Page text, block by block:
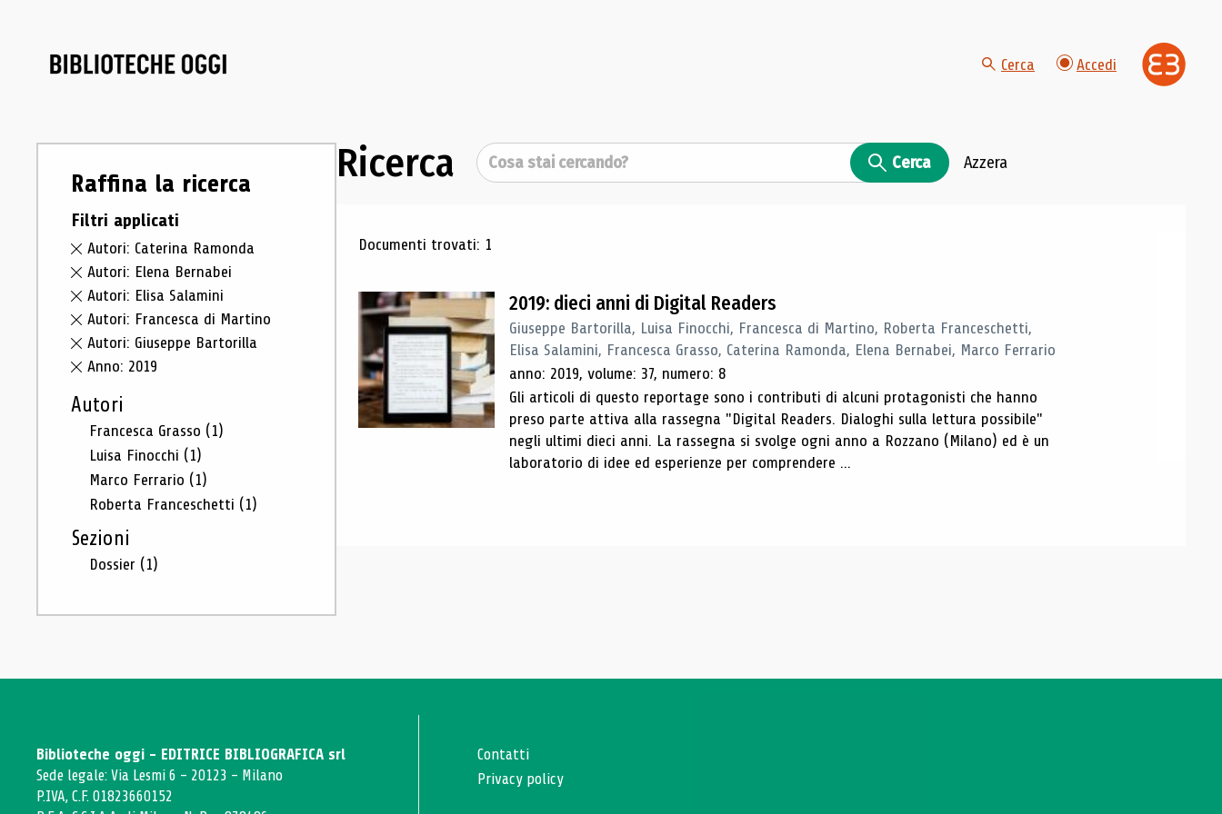
Cerca Accedi
Raffina la ricerca
Filtri applicati
Autori: Caterina Ramonda
Autori: Elena Bernabei
Autori: Elisa Salamini
Autori: Francesca di Martino
Autori: Giuseppe Bartorilla
Anno: 2019
Autori
Francesca Grasso (1)
Luisa Finocchi (1)
Marco Ferrario (1)
Roberta Franceschetti (1)
Sezioni
Dossier (1)
Ricerca Cerca Cerca Azzera
Risultati di ricerca
Documenti trovati: 1
2019: dieci anni di Digital Readers
Giuseppe Bartorilla, Luisa Finocchi, Francesca di Martino, Roberta Franceschetti,
Elisa Salamini, Francesca Grasso, Caterina Ramonda, Elena Bernabei, Marco Ferrario
anno: 2019, volume: 37, numero: 8
Gli articoli di questo reportage sono i contributi di alcuni protagonisti che hanno
preso parte attiva alla rassegna "Digital Readers. Dialoghi sulla lettura possibile"
negli ultimi dieci anni. La rassegna si svolge ogni anno a Rozzano (Milano) ed è un
laboratorio di idee ed esperienze per comprendere ...
Biblioteche oggi - EDITRICE BIBLIOGRAFICA srl
Sede legale: Via Lesmi 6 - 20123 - Milano
P.IVA, C.F. 01823660152
Contatti
Privacy policy